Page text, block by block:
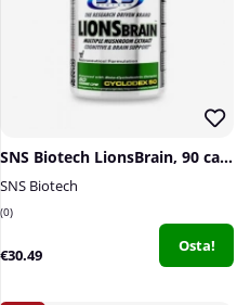
SNS Biotech LionsBrain, 90 caps
SNS Biotech
0
€30.49 Osta!